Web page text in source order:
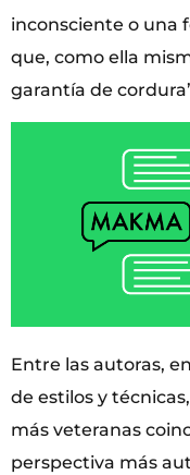
inconsciente o una
que, como ella
garantía de
Entre las autoras,
de estilos y
más veteranas
perspectiva más